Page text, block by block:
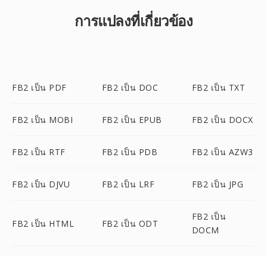
การแปลงที่เกี่ยวข้อง
FB2 เป็น PDF FB2 เป็น DOC FB2 เป็น TXT
FB2 เป็น MOBI FB2 เป็น EPUB FB2 เป็น DOCX
FB2 เป็น RTF FB2 เป็น PDB FB2 เป็น AZW3
FB2 เป็น DJVU FB2 เป็น LRF FB2 เป็น JPG
FB2 เป็น HTML FB2 เป็น ODT
FB2 เป็น
DOCM